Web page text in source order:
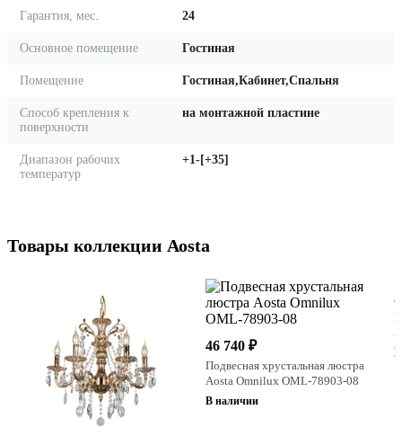
Гарантия, мес. 24
Основное помещение Гостиная
Помещение Гостиная,Кабинет,Спальня
Способ крепления к
поверхности
на монтажной пластине
Диапазон рабочих
температур
+1-[+35]
Товары коллекции Aosta
46 740 ₽
Подвесная хрустальная люстра
Aosta Omnilux OML-78903-08
В наличии
В